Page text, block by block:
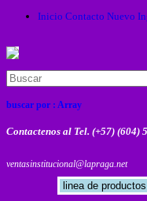
Inicio Contacto Nuevo
buscar por : Array
Contactenos al Tel. (+57) (604)
ventasinstitucional@lapraga.net